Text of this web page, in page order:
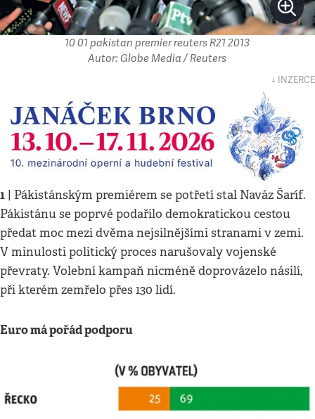
10 01 pakistan premier reuters R21 2013
Autor: Globe Media / Reuters
↓ INZERCE
1 | Pákistánským premiérem se potřetí stal Naváz Šaríf.
Pákistánu se poprvé podařilo demokratickou cestou
předat moc mezi dvěma nejsilnějšími stranami v zemi.
V minulosti politický proces narušovaly vojenské
převraty. Volební kampaň nicméně doprovázelo násilí,
při kterém zemřelo přes 130 lidí.
Euro má pořád podporu